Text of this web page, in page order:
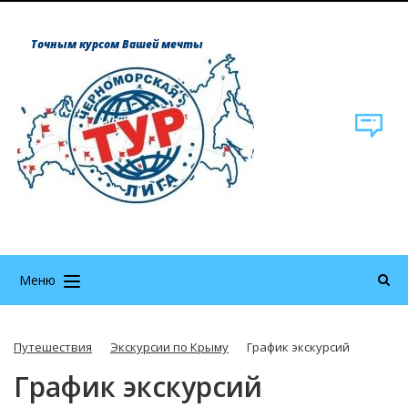
Точным курсом Вашей мечты
Меню
Путешествия Экскурсии по Крыму График экскурсий
График экскурсий